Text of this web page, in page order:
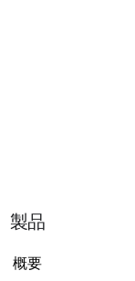
製品
概要